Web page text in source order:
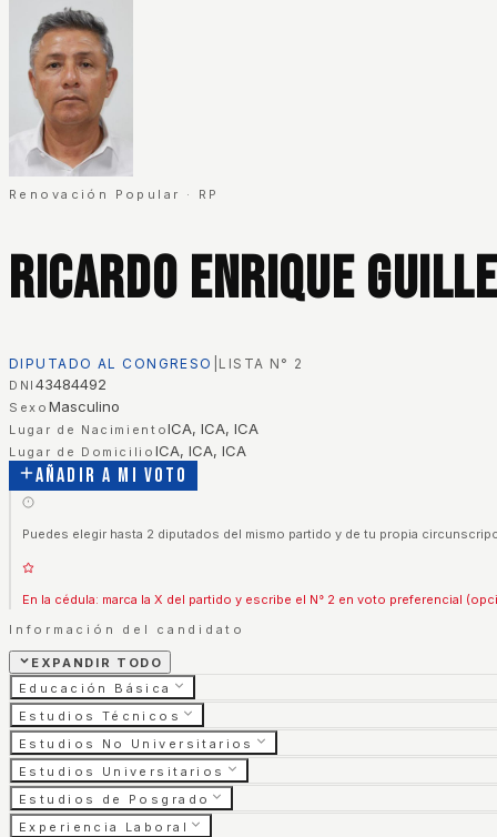
Renovación Popular · RP
Ricardo Enrique
DIPUTADO AL CONGRESO LISTA N° 2
DNI 43484492
Sexo Masculino
Lugar de NacimientoICA, ICA, ICA
Lugar de Domicilio ICA, ICA, ICA
Añadir a mi voto
Puedes elegir hasta 2 diputados del mismo partido y de tu propia
En la cédula: marca la X del partido y escribe el N° 2 en voto preferencial
Información del candidato
EXPANDIR TODO
Educación Básica
Estudios Técnicos
Estudios No Universitarios
Estudios Universitarios
Estudios de Posgrado
Experiencia Laboral